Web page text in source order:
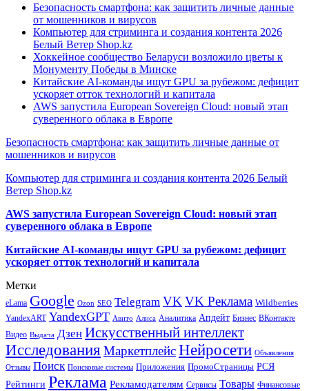
Безопасность смартфона: как защитить личные данные
от мошенников и вирусов
Компьютер для стриминга и создания контента 2026
Белый Ветер Shop.kz
Хоккейное сообщество Беларуси возложило цветы к
Монументу Победы в Минске
Китайские AI-команды ищут GPU за рубежом: дефицит
ускоряет отток технологий и капитала
AWS запустила European Sovereign Cloud: новый этап
суверенного облака в Европе
Безопасность смартфона: как защитить личные данные от
мошенников и вирусов
Компьютер для стриминга и создания контента 2026 Белый
Ветер Shop.kz
AWS запустила European Sovereign Cloud: новый этап
суверенного облака в Европе
Китайские AI-команды ищут GPU за рубежом: дефицит
ускоряет отток технологий и капитала
Метки
eLama Google Ozon SEO Telegram VK VK Реклама Wildberries
YandexART YandexGPT Авито Алиса Аналитика Апдейт Бизнес ВКонтакте
Видео Выдача Дзен Искусственный интеллект
Исследования МаркетплейсНейросети Объявления
Отзывы Поиск Поисковые системы Приложения ПромоСтраницы РСЯ
Рейтинги Реклама Рекламодателям Сервисы Товары Финансовые